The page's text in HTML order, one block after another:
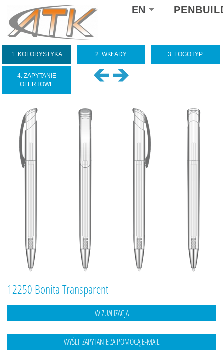
Select
yourEN
1. KOLORYSTYKA 2. WKŁADY 3. LOGOTYP
4. ZAPYTANIE
OFERTOWE
12250 Bonita Transparent